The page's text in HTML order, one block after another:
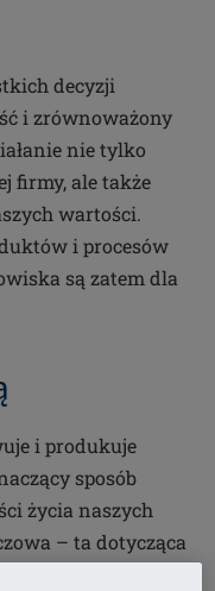
decyzji
i zrównoważony
nie tylko
firmy, ale także
wartości.
i procesów
są zatem dla
i produkuje
sposób
życia naszych
– ta dotycząca
procesów.